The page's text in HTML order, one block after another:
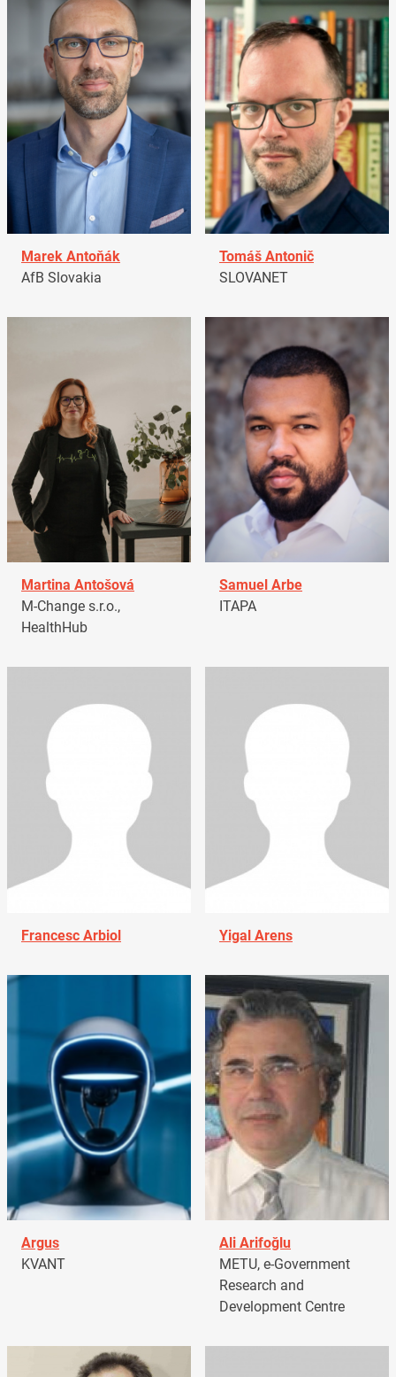
Marek Antoňák
AfB Slovakia
Tomáš Antonič
SLOVANET
Martina Antošová
M-Change s.r.o.,
HealthHub
Samuel Arbe
ITAPA
Francesc Arbiol Yigal Arens
Argus
KVANT
Ali Arifoğlu
METU, e-Government
Research and
Development Centre